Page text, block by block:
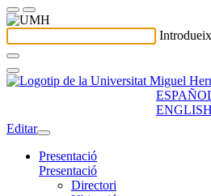
ENGLISH
Editar
Presentació
Presentació
Directori